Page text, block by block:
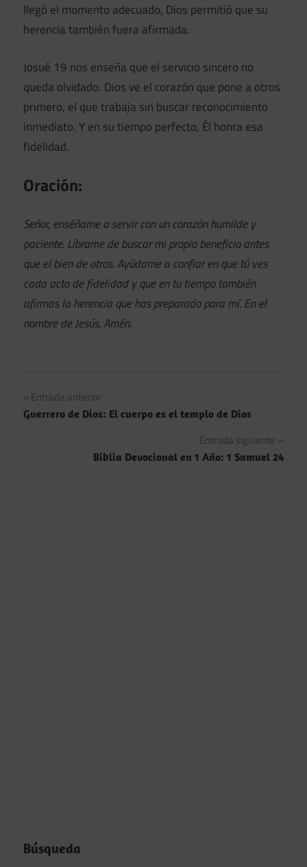
llegó el momento adecuado, Dios permitió que su
herencia también fuera afirmada.
Josué 19 nos enseña que el servicio sincero no
queda olvidado. Dios ve el corazón que pone a otros
primero, el que trabaja sin buscar reconocimiento
inmediato. Y en su tiempo perfecto, Él honra esa
fidelidad.
Oración:
Señor, enséñame a servir con un corazón humilde y
paciente. Líbrame de buscar mi propio beneficio antes
que el bien de otros. Ayúdame a confiar en que tú ves
cada acto de fidelidad y que en tu tiempo también
afirmas la herencia que has preparado para mí. En el
nombre de Jesús, Amén.
Navegación
de
entradas
Entrada anterior
Guerrero de Dios: El cuerpo es el templo de Dios
Entrada siguiente
Biblia Devocional en 1 Año: 1 Samuel 24
Búsqueda